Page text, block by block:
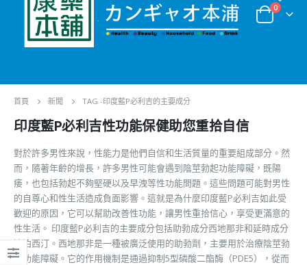
0
首頁 新聞 TAG -印度藍P必利吉的主要成分
印度藍P必利吉性功能保健助您重拾自信
對於許多男性來說，性能力是他們自信和生活質量的重要組成部分。然
而，隨著年齡的增長，許多男性可能會遇到陰莖勃起功能障礙，既陽
痿，也包括勃起不夠堅硬以及早洩等性功能問題。這些問題可能對男性
的自尊心和性生活造成負面影響。這就是為什麼印度藍P必利吉如此受
歡迎的原因，它可以幫助改善性功能，讓男性重拾信心，享受更滿意的
性生活。 印度藍P必利吉的主要成分包括助勃成分西地那非和延時成分
達泊西汀。西地那非是一種被廣泛使用的助勃劑，主要用於治療陰莖勃
起功能障礙。它的作用機制是通過抑制5型磷酸二酯酶（PDE5），從而